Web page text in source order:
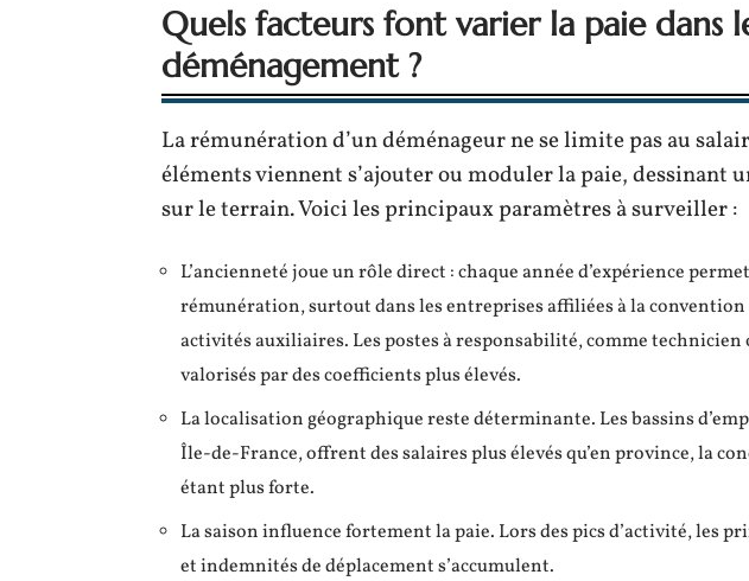
Quels facteurs font varier la paie dans
déménagement ?
La rémunération d’un déménageur ne se limite pas au
éléments viennent s’ajouter ou moduler la paie, dessinant
sur le terrain. Voici les principaux paramètres à surveiller :
L’ancienneté joue un rôle direct : chaque année d’expérience
rémunération, surtout dans les entreprises affiliées à la
activités auxiliaires. Les postes à responsabilité, comme technicien
valorisés par des coefficients plus élevés.
La localisation géographique reste déterminante. Les bassins
Île-de-France, offrent des salaires plus élevés qu’en province, la
étant plus forte.
La saison influence fortement la paie. Lors des pics d’activité, les
et indemnités de déplacement s’accumulent.